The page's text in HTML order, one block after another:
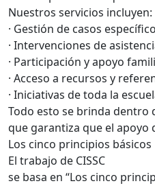
Nuestros servicios incluyen:
· Gestión de casos
· Intervenciones de
· Participación y apoyo
· Acceso a recursos y
· Iniciativas de toda la
Todo esto se brinda dentro
que garantiza que el apoyo
Los cinco principios básicos
El trabajo de CISSC
se basa en “Los cinco